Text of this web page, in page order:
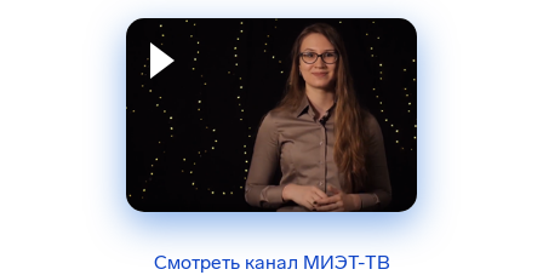
Смотреть канал МИЭТ-ТВ